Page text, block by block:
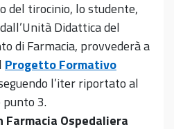
del tirocinio, lo studente,
Didattica del
di Farmacia, provvederà a
Progetto Formativo
l’iter riportato al
3.
Farmacia Ospedaliera